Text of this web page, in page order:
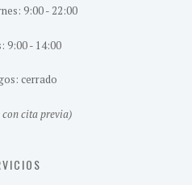
9:00 - 22:00
9:00 - 14:00
cerrado
con cita previa)